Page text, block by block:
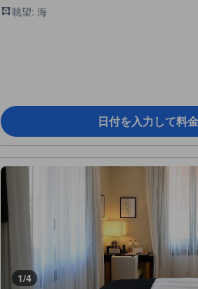
眺望: 海
日付を入力して料
1/4